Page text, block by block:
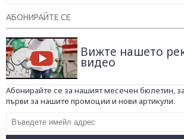
АБОНИРАЙТЕ СЕ
Вижте нашето
видео
Абонирайте се за нашият месечен бюлетин,
първи за нашите промоции и нови артикули.